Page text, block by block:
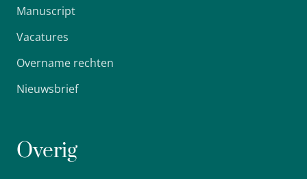
Manuscript
Vacatures
Overname rechten
Nieuwsbrief
Overig